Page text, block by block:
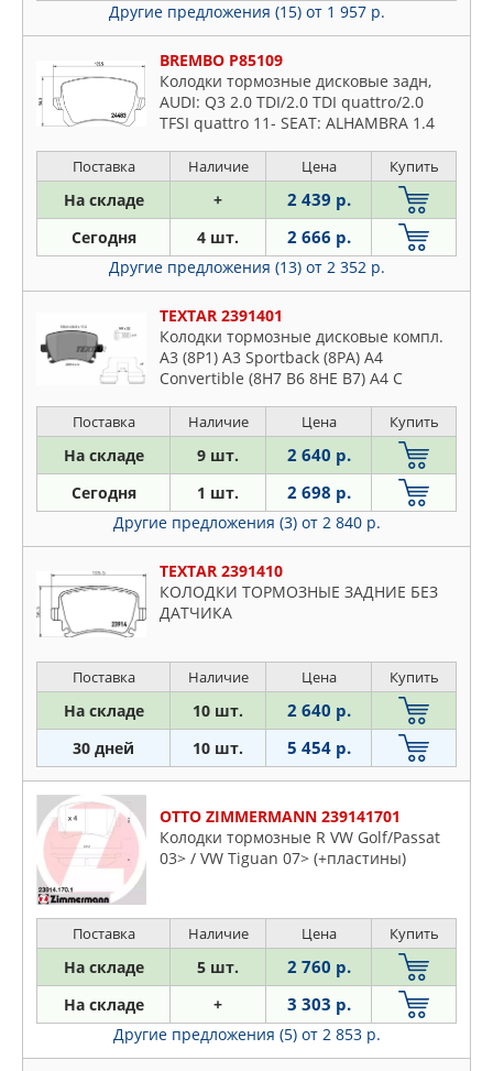
Другие предложения (15) от 1 957 р.
BREMBO P85109
Колодки тормозные дисковые задн,
AUDI: Q3 2.0 TDI/2.0 TDI quattro/2.0
TFSI quattro 11- SEAT: ALHAMBRA 1.4
CC 1.8 TSI/2.0 TDI/2.0 TSI
Поставка Наличие Цена Купить
На складе + 2 439 р.
Сегодня 4 шт. 2 666 р.
Другие предложения (13) от 2 352 р.
TEXTAR 2391401
Колодки тормозные дисковые компл.
A3 (8P1) A3 Sportback (8PA) A4
Convertible (8H7 B6 8HE B7) A4 C
Поставка Наличие Цена Купить
На складе 9 шт. 2 640 р.
Сегодня 1 шт. 2 698 р.
Другие предложения (3) от 2 840 р.
TEXTAR 2391410
КОЛОДКИ ТОРМОЗНЫЕ ЗАДНИЕ БЕЗ
ДАТЧИКА
Поставка Наличие Цена Купить
На складе 10 шт. 2 640 р.
30 дней 10 шт. 5 454 р.
OTTO ZIMMERMANN 239141701
Колодки тормозные R VW Golf/Passat
03> / VW Tiguan 07> (+пластины)
Поставка Наличие Цена Купить
На складе 5 шт. 2 760 р.
На складе + 3 303 р.
Другие предложения (5) от 2 853 р.